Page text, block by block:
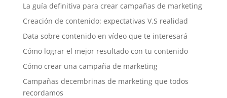
La guía definitiva para crear campañas de marketing
Creación de contenido: expectativas V.S realidad
Data sobre contenido en vídeo que te interesará
Cómo lograr el mejor resultado con tu contenido
Cómo crear una campaña de marketing
Campañas decembrinas de marketing que todos
recordamos